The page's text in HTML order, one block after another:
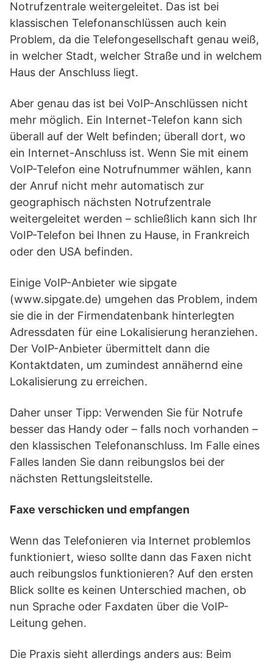
Notrufzentrale weitergeleitet. Das ist bei
klassischen Telefonanschlüssen auch kein
Problem, da die Telefongesellschaft genau weiß,
in welcher Stadt, welcher Straße und in welchem
Haus der Anschluss liegt.
Aber genau das ist bei VoIP-Anschlüssen nicht
mehr möglich. Ein Internet-Telefon kann sich
überall auf der Welt befinden; überall dort, wo
ein Internet-Anschluss ist. Wenn Sie mit einem
VoIP-Telefon eine Notrufnummer wählen, kann
der Anruf nicht mehr automatisch zur
geographisch nächsten Notrufzentrale
weitergeleitet werden – schließlich kann sich Ihr
VoIP-Telefon bei Ihnen zu Hause, in Frankreich
oder den USA befinden.
Einige VoIP-Anbieter wie sipgate
(www.sipgate.de) umgehen das Problem, indem
sie die in der Firmendatenbank hinterlegten
Adressdaten für eine Lokalisierung heranziehen.
Der VoIP-Anbieter übermittelt dann die
Kontaktdaten, um zumindest annähernd eine
Lokalisierung zu erreichen.
Daher unser Tipp: Verwenden Sie für Notrufe
besser das Handy oder – falls noch vorhanden –
den klassischen Telefonanschluss. Im Falle eines
Falles landen Sie dann reibungslos bei der
nächsten Rettungsleitstelle.
Faxe verschicken und empfangen
Wenn das Telefonieren via Internet problemlos
funktioniert, wieso sollte dann das Faxen nicht
auch reibungslos funktionieren? Auf den ersten
Blick sollte es keinen Unterschied machen, ob
nun Sprache oder Faxdaten über die VoIP-
Leitung gehen.
Die Praxis sieht allerdings anders aus: Beim